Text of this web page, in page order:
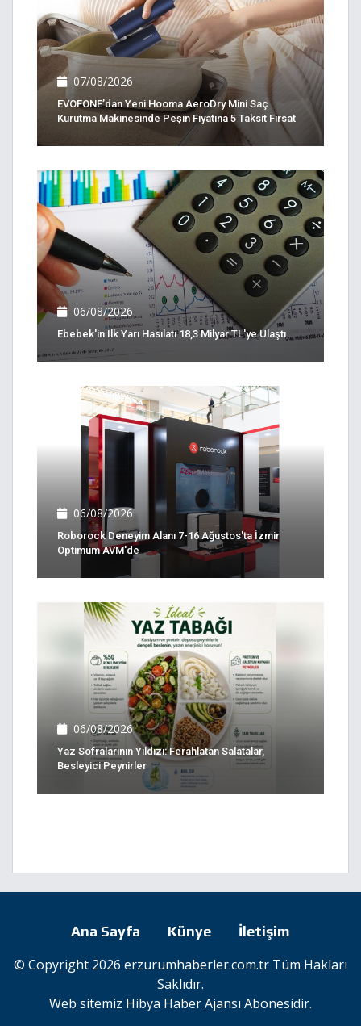
07/08/2026
EVOFONE’dan Yeni Hooma AeroDry Mini Saç
Kurutma Makinesinde Peşin Fiyatına 5 Taksit Fırsat
06/08/2026
Ebebek'in Ilk Yarı Hasılatı 18,3 Milyar TL'ye Ulaştı
06/08/2026
Roborock Deneyim Alanı 7-16 Ağustos'ta İzmir
Optimum AVM'de
06/08/2026
Yaz Sofralarının Yıldızı: Ferahlatan Salatalar,
Besleyici Peynirler
Ana Sayfa Künye İletişim
© Copyright 2026 erzurumhaberler.com.tr Tüm Hakları
Saklıdır.
Web sitemiz Hibya Haber Ajansı Abonesidir.